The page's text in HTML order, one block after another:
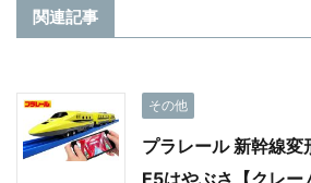
関連記事
その他
プラレール 新幹線
E5はやぶさ【クレー